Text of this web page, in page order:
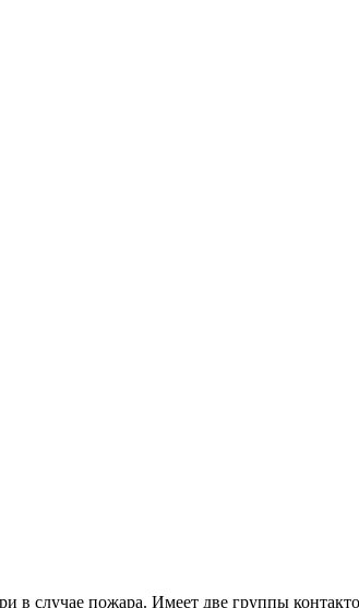
в случае пожара. Имеет две группы